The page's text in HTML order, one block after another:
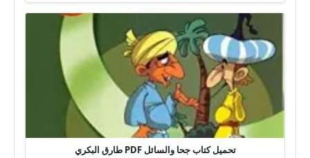
تحميل كتاب جحا والسائل PDF طارق البكري